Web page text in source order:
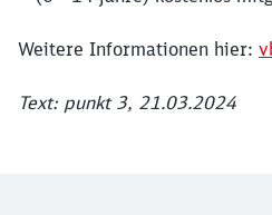
Weitere Informationen hier:
Text: punkt 3, 21.03.2024